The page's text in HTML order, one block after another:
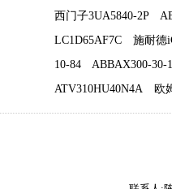
西门子3UA5840-2P
LC1D65AF7C
施耐德
10-84
ABBAX300-30-
ATV310HU40N4A
欧